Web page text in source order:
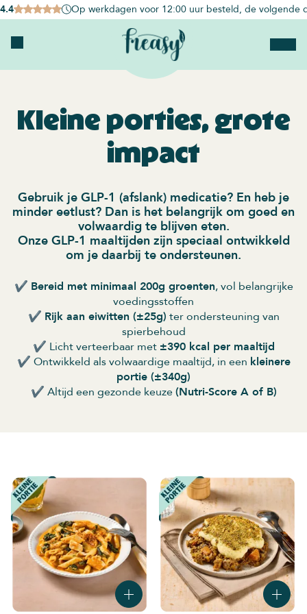
4.4 Op werkdagen voor 12:00 uur besteld, de volgende
Kleine porties, grote
impact
Gebruik je GLP-1 (afslank) medicatie? En heb je
minder eetlust? Dan is het belangrijk om goed en
volwaardig te blijven eten.
Onze GLP-1 maaltijden zijn speciaal ontwikkeld
om je daarbij te ondersteunen.
✔️ Bereid met minimaal 200g groenten, vol belangrijke
voedingsstoffen
✔️ Rijk aan eiwitten (±25g) ter ondersteuning van
spierbehoud
✔️ Licht verteerbaar met ±390 kcal per maaltijd
✔️ Ontwikkeld als volwaardige maaltijd, in een kleinere
portie (±340g)
✔️ Altijd een gezonde keuze(Nutri-Score A of B)